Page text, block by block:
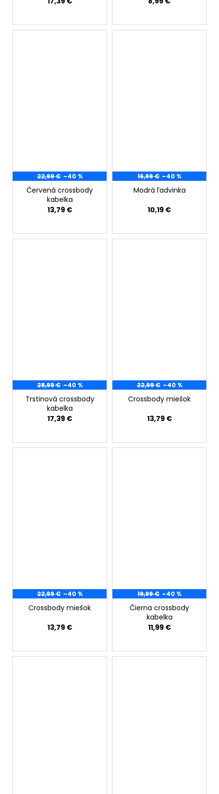
22,99 € –40 %
Červená crossbody
kabelka
13,79 €
16,99 € –40 %
Modrá ľadvinka
10,19 €
28,99 € –40 %
Trstinová crossbody
kabelka
17,39 €
22,99 € –40 %
Crossbody miešok
13,79 €
22,99 € –40 %
Crossbody miešok
13,79 €
19,99 € –40 %
Čierna crossbody
kabelka
11,99 €